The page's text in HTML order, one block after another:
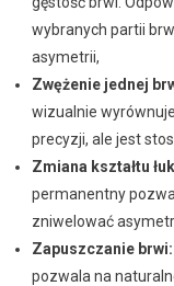
wybranych partii
asymetrii,
Zwężenie jednej
wizualnie
precyzji, ale jest
Zmiana kształtu
permanentny
zniwelować
Zapuszczanie brwi:
pozwala na